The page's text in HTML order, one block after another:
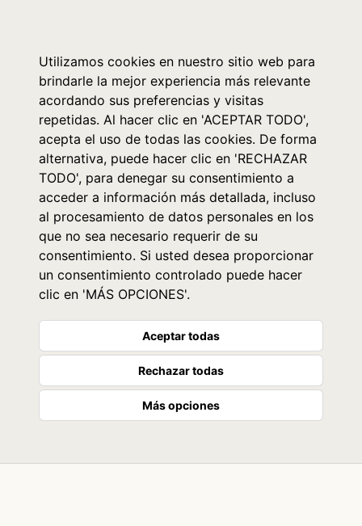
Utilizamos cookies en nuestro sitio web para
brindarle la mejor experiencia más relevante
acordando sus preferencias y visitas
repetidas. Al hacer clic en 'ACEPTAR TODO',
acepta el uso de todas las cookies. De forma
alternativa, puede hacer clic en 'RECHAZAR
TODO', para denegar su consentimiento a
acceder a información más detallada, incluso
al procesamiento de datos personales en los
que no sea necesario requerir de su
consentimiento. Si usted desea proporcionar
un consentimiento controlado puede hacer
clic en 'MÁS OPCIONES'.
Aceptar todas
Rechazar todas
Más opciones